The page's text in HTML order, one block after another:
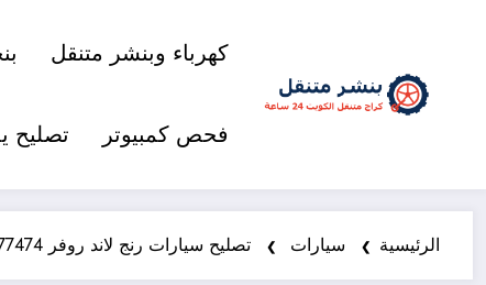
كهرباء وبنشر متنقل
فحص كمبيوتر تصليح
الرئيسية سيارات تصليح سيارات رنج لاند روفر 98577474 خدمة متنقلة 24 ساعة